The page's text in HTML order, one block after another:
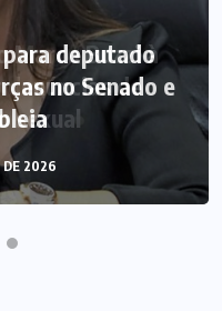
deputado
no Senado e
DE 2026